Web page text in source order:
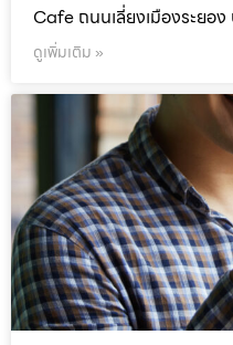
Cafe ถนนเลี่ยงเมืองระยอง
ดูเพิ่มเติม »